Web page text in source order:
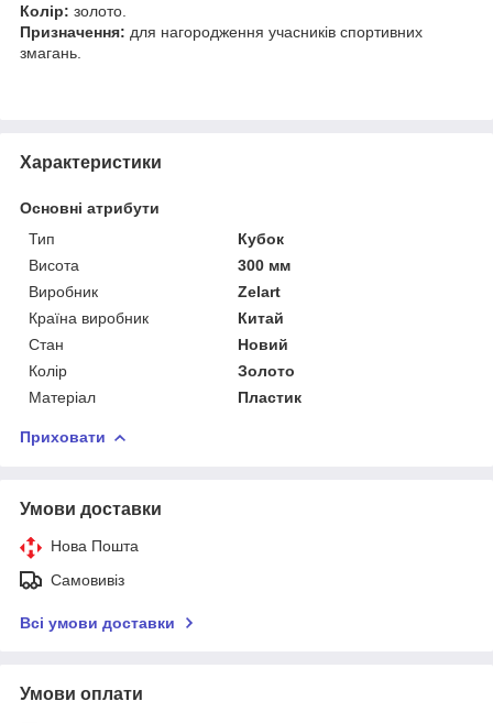
Колір: золото.
Призначення: для нагородження учасників спортивних
змагань.
Характеристики
Основні атрибути
Тип
Кубок
Висота
300 мм
Виробник
Zelart
Країна виробник
Китай
Стан
Новий
Колір
Золото
Матеріал
Пластик
Приховати
Умови доставки
Нова Пошта
Самовивіз
Всі умови доставки
Умови оплати